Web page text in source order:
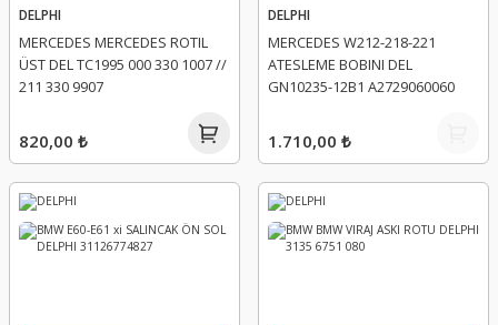
DELPHI
MERCEDES MERCEDES ROTIL
ÜST DEL TC1995 000 330 1007 //
211 330 9907
820,00 ₺
DELPHI
MERCEDES W212-218-221
ATESLEME BOBINI DEL
GN10235-12B1 A2729060060
1.710,00 ₺